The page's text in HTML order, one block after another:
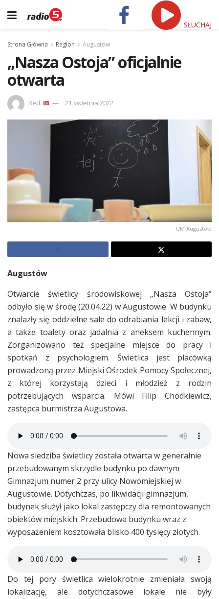
SŁUCHAJ
Strona Główna Region Augustów
„Nasza Ostoja” oficjalnie
otwarta
Red. IB 21 kwietnia 2022
UM Augustów
Augustów
Otwarcie świetlicy środowiskowej „Nasza Ostoja”
odbyło się w środę (20.04.22) w Augustowie. W budynku
znalazły się oddzielne sale do odrabiania lekcji i zabaw,
a także toalety oraz jadalnia z aneksem kuchennym.
Zorganizowano też specjalne miejsce do pracy i
spotkań z psychologiem. Świetlica jest placówką
prowadzoną przez Miejski Ośrodek Pomocy Społecznej,
z której korzystają dzieci i młodzież z rodzin
potrzebujących wsparcia. Mówi Filip Chodkiewicz,
zastępca burmistrza Augustowa.
Nowa siedziba świetlicy została otwarta w generalnie
przebudowanym skrzydle budynku po dawnym
Gimnazjum numer 2 przy ulicy Nowomiejskiej w
Augustowie. Dotychczas, po likwidacji gimnazjum,
budynek służył jako lokal zastępczy dla remontowanych
obiektów miejskich. Przebudowa budynku wraz z
wyposażeniem kosztowała blisko 400 tysięcy złotych.
Do tej pory świetlica wielokrotnie zmieniała swoją
lokalizację, ale dotychczasowe lokale nie były